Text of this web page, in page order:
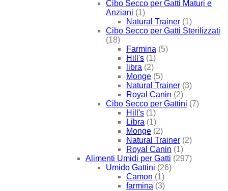
Cibo Secco per Gatti Maturi e
Anziani (1)
Natural Trainer (1)
Cibo Secco per Gatti Sterilizzati
(18)
Farmina (5)
Hill's (1)
libra (2)
Monge (5)
Natural Trainer (3)
Royal Canin (2)
Cibo Secco per Gattini (7)
Hill's (1)
Libra (1)
Monge (2)
Natural Trainer (2)
Royal Canin (1)
Alimenti Umidi per Gatti (297)
Umido Gattini (26)
Camon (1)
farmina (3)